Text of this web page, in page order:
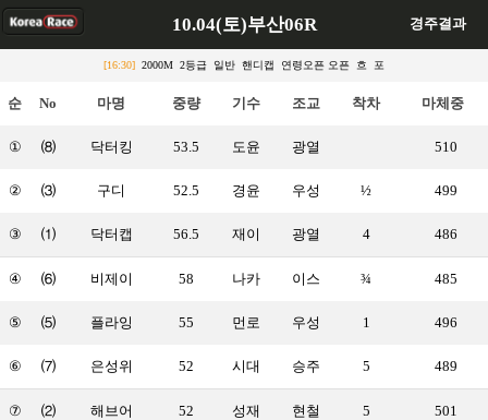
10.04(토)부산06R 경주결과
[16:30] 2000M 2등급 일반 핸디캡 연령오픈 오픈 흐 포
순 No 마명 중량 기수 조교 착차 마체중
① ⑻ 닥터킹 53.5 도윤 광열 510
② ⑶ 구디 52.5 경윤 우성 ½ 499
③ ⑴ 닥터캡 56.5 재이 광열 4 486
④ ⑹ 비제이 58 나카 이스 ¾ 485
⑤ ⑸ 플라잉 55 먼로 우성 1 496
⑥ ⑺ 은성위 52 시대 승주 5 489
⑦ ⑵ 해브어 52 성재 현철 5 501